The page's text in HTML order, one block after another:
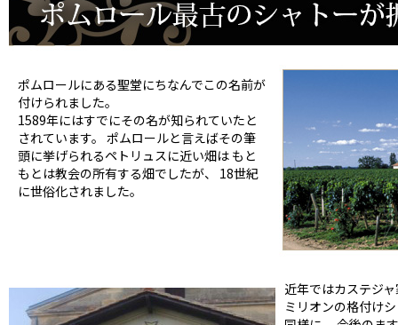
ポムロールにある聖堂にちなんでこの名前が
付けられました。
1589年にはすでにその名が知られていたと
されています。 ポムロールと言えばその筆
頭に挙げられるペトリュスに近い畑は もと
もとは教会の所有する畑でしたが、 18世紀
に世俗化されました。
近年ではカステジ
ミリオンの格付け